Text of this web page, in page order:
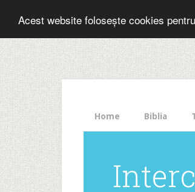
Acest website folosește cookies
The
HelloBar
- a
little
bar
that
gets
noticed!
Home Biblia